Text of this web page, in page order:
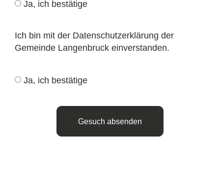
Ja, ich bestätige
Ich bin mit der Datenschutzerklärung der
Gemeinde Langenbruck einverstanden.
Ja, ich bestätige
Gesuch absenden